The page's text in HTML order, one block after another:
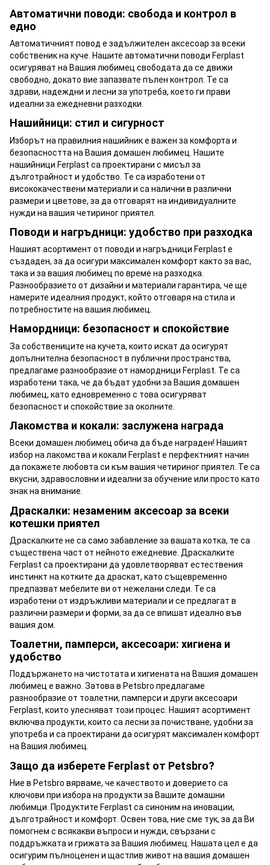
Автоматични поводи: свобода и контрол в
едно
Автоматичният повод е задължителен аксесоар за всеки
собственик на куче. Нашите автоматични поводи Ferplast
осигуряват на Вашия любимец свободата да се движи
свободно, докато вие запазвате пълен контрол. Те са
здрави, надеждни и лесни за употреба, което ги прави
идеални за ежедневни разходки.
Нашийници: стил и сигурност
Изборът на правилния нашийник е важен за комфорта и
безопасността на Вашия домашен любимец. Нашите
нашийници Ferplast са проектирани с мисъл за
дълготрайност и удобство. Те са изработени от
висококачествени материали и са налични в различни
размери и цветове, за да отговарят на индивидуалните
нужди на вашия четириног приятел.
Поводи и нагръдници: удобство при разходка
Нашият асортимент от поводи и нагръдници Ferplast е
създаден, за да осигури максимален комфорт както за вас,
така и за вашия любимец по време на разходка.
Разнообразието от дизайни и материали гарантира, че ще
намерите идеалния продукт, който отговаря на стила и
потребностите на вашия любимец.
Намордници: безопасност и спокойствие
За собствениците на кучета, които искат да осигурят
допълнителна безопасност в публични пространства,
предлагаме разнообразие от намордници Ferplast. Те са
изработени така, че да бъдат удобни за Вашия домашен
любимец, като едновременно с това осигуряват
безопасност и спокойствие за околните.
Лакомства и кокали: заслужена награда
Всеки домашен любимец обича да бъде награден! Нашият
избор на лакомства и кокали Ferplast е перфектният начин
да покажете любовта си към вашия четириног приятел. Те са
вкусни, здравословни и идеални за обучение или просто като
знак на внимание.
Драскалки: незаменим аксесоар за всеки
котешки приятел
Драскалките не са само забавление за вашата котка, те са
съществена част от нейното ежедневие. Драскалките
Ferplast са проектирани да удовлетворяват естествения
инстинкт на котките да драскат, като същевременно
предпазват мебелите ви от нежелани следи. Те са
изработени от издръжливи материали и се предлагат в
различни размери и форми, за да се впишат идеално във
вашия дом.
Тоалетни, памперси, аксесоари: хигиена и
удобство
Поддържането на чистотата и хигиената на Вашия домашен
любимец е важно. Затова в Petsbro предлагаме
разнообразие от тоалетни, памперси и други аксесоари
Ferplast, които улесняват този процес. Нашият асортимент
включва продукти, които са лесни за почистване, удобни за
употреба и са проектирани да осигурят максимален комфорт
на Вашия любимец.
Защо да изберете Ferplast от Petsbro?
Ние в Petsbro вярваме, че качеството и доверието са
ключови при избора на продукти за Вашите домашни
любимци. Продуктите Ferplast са синоним на иновации,
дълготрайност и комфорт. Освен това, ние сме тук, за да Ви
помогнем с всякакви въпроси и нужди, свързани с
поддръжката и грижата за Вашия любимец. Нашата цел е да
осигурим пълноценен и щастлив живот на вашия домашен